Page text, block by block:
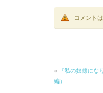
コメント
«
『私の奴隷に
編）